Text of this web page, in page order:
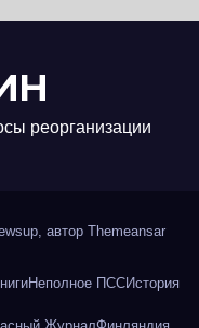
реорганизации
автор Themeansar
Неполное ПССИстория